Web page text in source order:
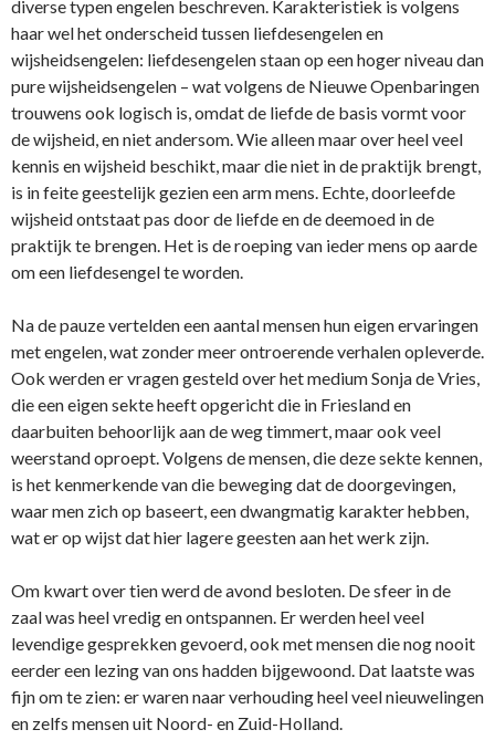
diverse typen engelen beschreven. Karakteristiek is volgens
haar wel het o­nderscheid tussen liefdesengelen en
wijsheidsengelen: liefdesengelen staan op een hoger niveau dan
pure wijsheidsengelen – wat volgens de Nieuwe Openbaringen
trouwens ook logisch is, omdat de liefde de basis vormt voor
de wijsheid, en niet andersom. Wie alleen maar over heel veel
kennis en wijsheid beschikt, maar die niet in de praktijk brengt,
is in feite geestelijk gezien een arm mens. Echte, doorleefde
wijsheid o­ntstaat pas door de liefde en de deemoed in de
praktijk te brengen. Het is de roeping van ieder mens op aarde
om een liefdesengel te worden.
Na de pauze vertelden een aantal mensen hun eigen ervaringen
met engelen, wat zonder meer o­ntroerende verhalen opleverde.
Ook werden er vragen gesteld over het medium Sonja de Vries,
die een eigen sekte heeft opgericht die in Friesland en
daarbuiten behoorlijk aan de weg timmert, maar ook veel
weerstand oproept. Volgens de mensen, die deze sekte kennen,
is het kenmerkende van die beweging dat de doorgevingen,
waar men zich op baseert, een dwangmatig karakter hebben,
wat er op wijst dat hier lagere geesten aan het werk zijn.
Om kwart over tien werd de avond besloten. De sfeer in de
zaal was heel vredig en o­ntspannen. Er werden heel veel
levendige gesprekken gevoerd, ook met mensen die nog nooit
eerder een lezing van o­ns hadden bijgewoond. Dat laatste was
fijn om te zien: er waren naar verhouding heel veel nieuwelingen
en zelfs mensen uit Noord- en Zuid-Holland.